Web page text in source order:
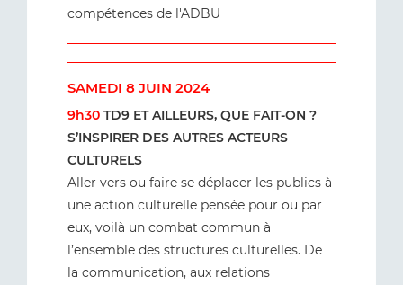
compétences de l'ADBU
SAMEDI 8 JUIN 2024
9h30 TD9 ET AILLEURS, QUE FAIT-ON ?
S’INSPIRER DES AUTRES ACTEURS
CULTURELS
Aller vers ou faire se déplacer les publics à
une action culturelle pensée pour ou par
eux, voilà un combat commun à
l’ensemble des structures culturelles. De
la communication, aux relations